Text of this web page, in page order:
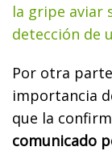
la gripe aviar
detección de
Por otra
importancia
que la
comunicado